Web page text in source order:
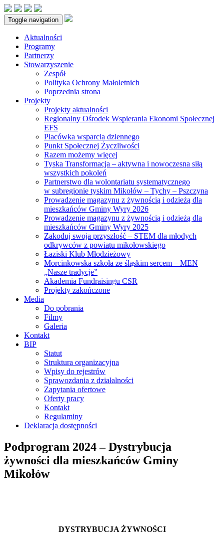
Toggle navigation
Aktualności
Programy
Partnerzy
Stowarzyszenie
Zespół
Polityka Ochrony Małoletnich
Poprzednia strona
Projekty
Projekty aktualności
Regionalny Ośrodek Wspierania Ekonomi Społecznej
EFS
Placówka wsparcia dziennego
Punkt Społecznej Życzliwości
Razem możemy więcej
Tyska Transformacja – aktywna i nowoczesna siłą
wszystkich pokoleń
Partnerstwo dla wolontariatu systematycznego
w subregionie tyskim Mikołów – Tychy – Pszczyna
Prowadzenie magazynu z żywnością i odzieżą dla
mieszkańców Gminy Wyry 2026
Prowadzenie magazynu z żywnością i odzieżą dla
mieszkańców Gminy Wyry 2025
Zakoduj swoja przyszłość – STEM dla młodych
odkrywców z powiatu mikołowskiego
Łaziski Klub Młodzieżowy
Morcinkowska szkoła ze śląskim sercem – MEN
„Nasze tradycje”
Akademia Fundraisingu CSR
Projekty zakończone
Media
Do pobrania
Filmy
Galeria
Kontakt
BIP
Statut
Struktura organizacyjna
Wpisy do rejestrów
Sprawozdania z działalności
Zapytania ofertowe
Oferty pracy
Kontakt
Regulaminy
Deklaracja dostępności
Podprogram 2024 – Dystrybucja
żywności dla mieszkańców Gminy
Mikołów
DYSTRYBUCJA ŻYWNOŚCI